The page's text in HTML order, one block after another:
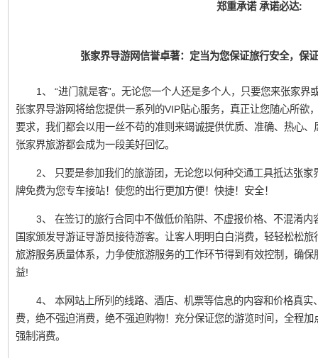
郑重承诺 承诺必达:
张家界导游网信誉卓著：定当为您保证旅行安全，保
1、 “进门就是客”。无论您一个人还是多个人，只要您来张家
张家界导游网将给您提供一系列的VIP贴心服务，真正让您随心所欲
要求，我们都会以用一丝不苟的准则来竭诚提供优质、准确、热心
张家界旅游都会成为一段美好回忆。
2、 只要是参加我们的旅游团，无论您以何种交通工具抵达张
牌免费为您专车接站！使您的出行更加方便！快捷！安全！
3、 在签订的旅行合同中不做低价陷阱、不虚报价格、不混淆
国家颁发导游证导游员接待游客。让客人明明白白消费，轻轻松松
旅游服务质量体系，力争使旅游服务的工作环节得到有效控制，确
益!
4、 本网站上所列的线路、酒店、机票等信息的内容和价格真
费，绝不强迫消费，绝不强迫购物！充分保证您的游览时间，全程
强制消费。